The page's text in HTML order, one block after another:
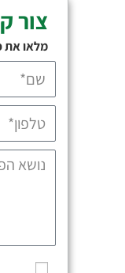
צור
מלאו את